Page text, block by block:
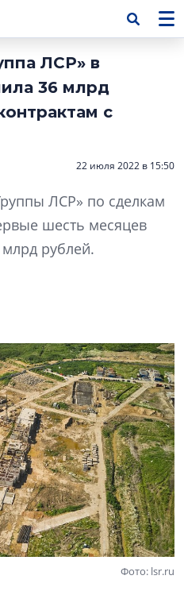
ЛСР» в
36 млрд
с
22 июля 2022 в 15:50
ЛСР» по сделкам
шесть месяцев
млрд рублей.
Фото: lsr.ru